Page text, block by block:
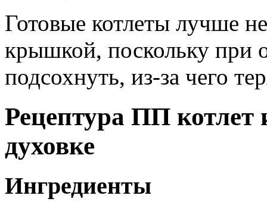
Готовые котлеты лучше
крышкой, поскольку при
подсохнуть, из-за чего
Рецептура ПП котлет
духовке
Ингредиенты